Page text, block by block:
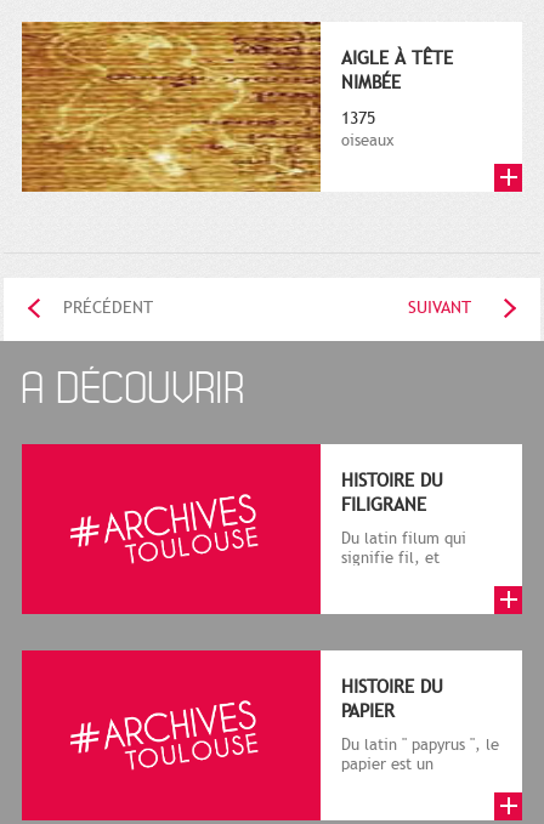
AIGLE À TÊTE
NIMBÉE
1375
oiseaux
PRÉCÉDENT SUIVANT
A DÉCOUVRIR
HISTOIRE DU
FILIGRANE
Du latin filum qui
signifie fil, et
le cadre de la f...
HISTOIRE DU
PAPIER
Du latin " papyrus ", le
papier est un